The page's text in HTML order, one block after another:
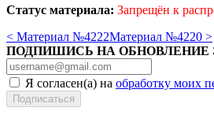
Статус материала: Запрещён к
< Материал №4222Материал №4220 >
ПОДПИШИСЬ НА
Я согласен(а) на обработку моих